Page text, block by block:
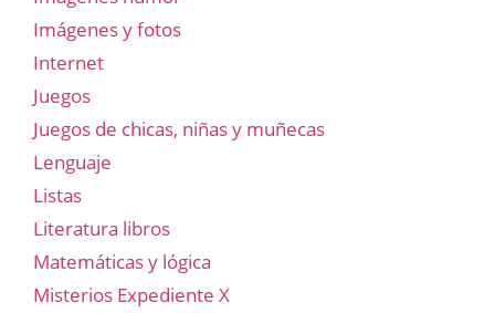
Imágenes y fotos
Internet
Juegos
Juegos de chicas, niñas y muñecas
Lenguaje
Listas
Literatura libros
Matemáticas y lógica
Misterios Expediente X